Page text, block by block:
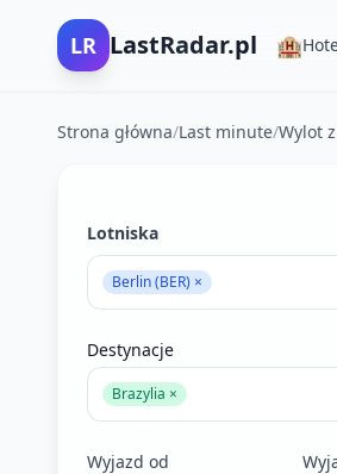
LR LastRadar.pl 🏨
Strona główna/Last minute/Wylot
Lotniska
Berlin (BER) ×
Destynacje
Brazylia ×
Wyjazd od